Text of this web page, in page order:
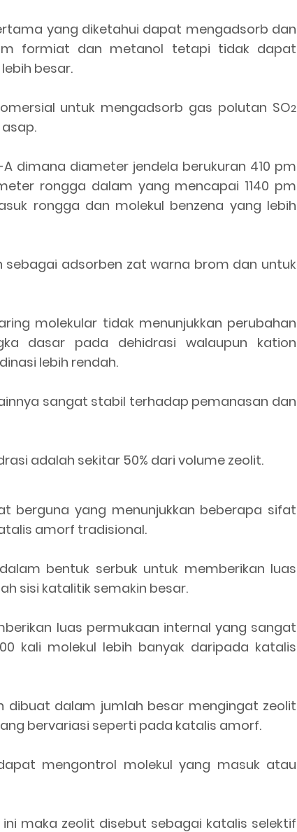
yang diketahui dapat mengadsorb dan
formiat dan metanol tetapi tidak dapat
besar.
untuk mengadsorb gas polutan SO2
dimana diameter jendela berukuran 410 pm
rongga dalam yang mencapai 1140 pm
rongga dan molekul benzena yang lebih
sebagai adsorben zat warna brom dan untuk
molekular tidak menunjukkan perubahan
dasar pada dehidrasi walaupun kation
lebih rendah.
sangat stabil terhadap pemanasan dan
adalah sekitar 50% dari volume zeolit.
berguna yang menunjukkan beberapa sifat
amorf tradisional.
bentuk serbuk untuk memberikan luas
sisi katalitik semakin besar.
luas permukaan internal yang sangat
kali molekul lebih banyak daripada katalis
dibuat dalam jumlah besar mengingat zeolit
bervariasi seperti pada katalis amorf.
mengontrol molekul yang masuk atau
maka zeolit disebut sebagai katalis selektif